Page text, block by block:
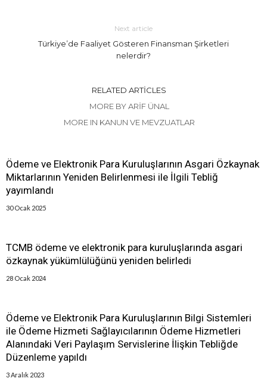
Next article
Türkiye’de Faaliyet Gösteren Finansman Şirketleri
nelerdir?
RELATED ARTICLES
MORE BY ARIF ÜNAL
MORE IN KANUN VE MEVZUATLAR
Ödeme ve Elektronik Para Kuruluşlarının Asgari Özkaynak
Miktarlarının Yeniden Belirlenmesi ile İlgili Tebliğ
yayımlandı
30 Ocak 2025
TCMB ödeme ve elektronik para kuruluşlarında asgari
özkaynak yükümlülüğünü yeniden belirledi
28 Ocak 2024
Ödeme ve Elektronik Para Kuruluşlarının Bilgi Sistemleri
ile Ödeme Hizmeti Sağlayıcılarının Ödeme Hizmetleri
Alanındaki Veri Paylaşım Servislerine İlişkin Tebliğde
Düzenleme yapıldı
3 Aralık 2023